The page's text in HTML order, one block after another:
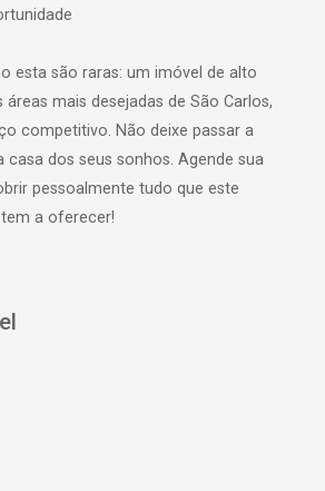
esta são raras: um imóvel de alto
mais desejadas de São Carlos,
competitivo. Não deixe passar a
casa dos seus sonhos. Agende sua
pessoalmente tudo que este
a oferecer!